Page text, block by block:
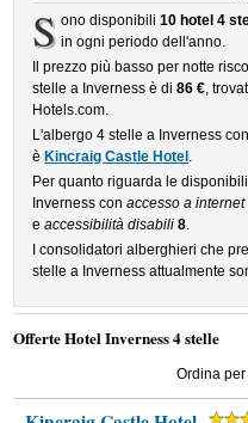
S ono disponibili 10 hotel 4
in ogni periodo dell'anno.
Il prezzo più basso per notte
stelle a Inverness è di86 €,
Hotels.com.
L'albergo 4 stelle a Inverness
è Kincraig Castle Hotel .
Per quanto riguarda le
Inverness conaccesso a internet
eaccessibilità disabili 8.
I consolidatori alberghieri che
stelle a Inverness attualmente
Offerte Hotel Inverness 4 stelle
Ordina per